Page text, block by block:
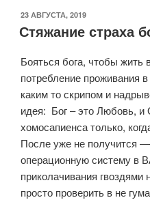
ОПУБЛИКОВАНО
23 АВГУСТА, 2019
Стяжание страха
Бояться бога, чтобы жить
потребление проживания
каким то скрипом и
идея: Бог – это Любовь,
хомосапиенса только,
После уже не получится
операционную систему в
приколачивания гвоздями
просто проверить в не